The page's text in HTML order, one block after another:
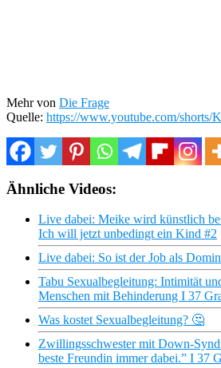
Mehr von Die Frage
Quelle: https://www.youtube.com/shorts/
Ähnliche Videos:
Live dabei: Meike wird künstlich
Ich will jetzt unbedingt ein Kind #2
Live dabei: So ist der Job als
Tabu Sexualbegleitung: Intimität
Menschen mit Behinderung I 37
Was kostet Sexualbegleitung? 🤔
Zwillingsschwester mit Down-
beste Freundin immer dabei.” I 37